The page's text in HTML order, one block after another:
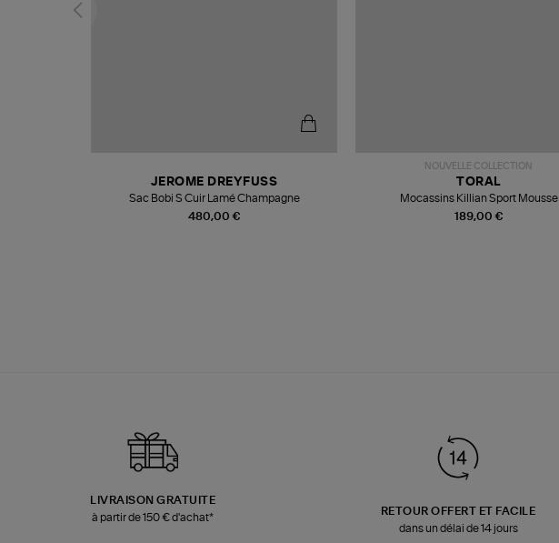
480,00 €
JEROME DREYFUSS
Sac Bobi S Cuir Lamé Champagne
NOUVELLE COLLECTION
189,00 €
TORAL
Mocassins Killian Sport Mousse
LIVRAISON GRATUITE
à partir de 150 € d'achat*
RETOUR OFFERT ET FACILE
dans un délai de 14 jours